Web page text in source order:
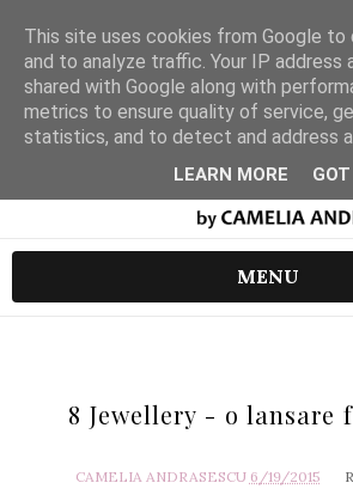
MENU
8 Jewellery - o lansare
CAMELIA ANDRASESCU 6/19/2015
This site uses cookies from Google to
and to analyze traffic. Your IP address
shared with Google along with
metrics to ensure quality of service,
statistics, and to detect and address
LEARN MORE